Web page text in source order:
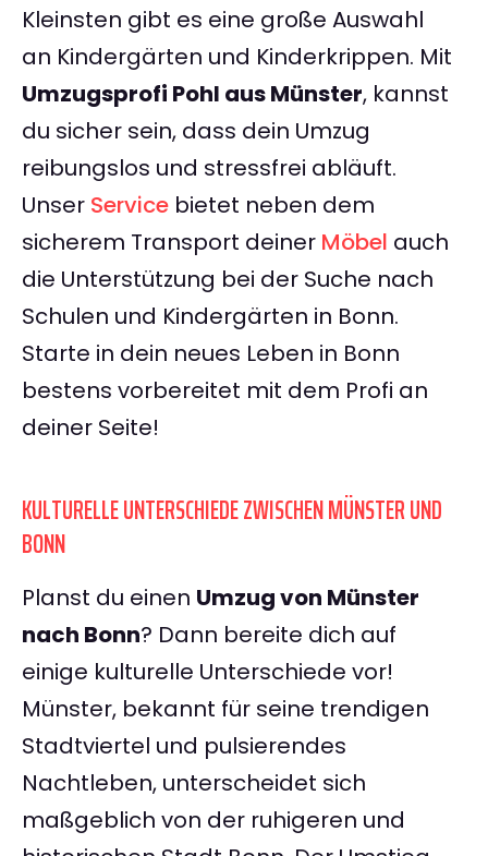
Kleinsten gibt es eine große Auswahl
an Kindergärten und Kinderkrippen. Mit
Umzugsprofi Pohl aus Münster, kannst
du sicher sein, dass dein Umzug
reibungslos und stressfrei abläuft.
Unser Service bietet neben dem
sicherem Transport deiner Möbel auch
die Unterstützung bei der Suche nach
Schulen und Kindergärten in Bonn.
Starte in dein neues Leben in Bonn
bestens vorbereitet mit dem Profi an
deiner Seite!
KULTURELLE UNTERSCHIEDE ZWISCHEN MÜNSTER UND
BONN
Planst du einen Umzug von Münster
nach Bonn? Dann bereite dich auf
einige kulturelle Unterschiede vor!
Münster, bekannt für seine trendigen
Stadtviertel und pulsierendes
Nachtleben, unterscheidet sich
maßgeblich von der ruhigeren und